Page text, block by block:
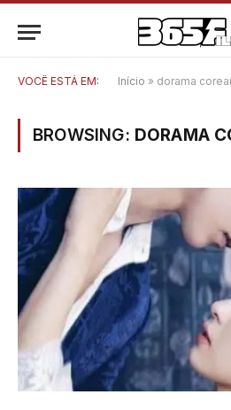
VOCÊ ESTÁ EM: Início » dorama
BROWSING: DORAMA